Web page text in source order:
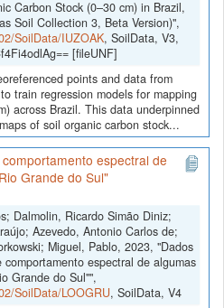
Carbon Stock (0–30 cm) in Brazil,
Soil Collection 3, Beta Version)",
SoilData/IUZOAK, SoilData, V3,
[fileUNF]
points and data from
train regression models for mapping
across Brazil. This data underpinned
of soil organic carbon stock...
espectral de
Grande do Sul"
Dalmolin, Ricardo Simão Diniz;
Azevedo, Antonio Carlos de;
Miguel, Pablo, 2023, "Dados
espectral de algumas
Grande do Sul"",
SoilData/LOOGRU, SoilData, V4